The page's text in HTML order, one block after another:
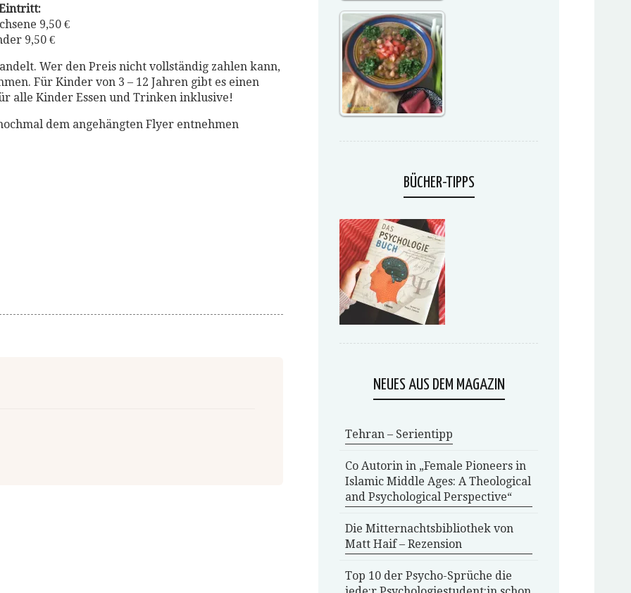
9,50 €
9,50 €
Wer den Preis nicht vollständig zahlen kann,
Für Kinder von 3 – 12 Jahren gibt es einen
alle Kinder Essen und Trinken inklusive!
dem angehängten Flyer entnehmen
BÜCHER-TIPPS
NEUES AUS DEM MAGAZIN
Tehran – Serientipp
Co Autorin in „Female Pioneers in
Islamic Middle Ages: A Theological
and Psychological Perspective“
Die Mitternachtsbibliothek von
Matt Haif – Rezension
Top 10 der Psycho-Sprüche die